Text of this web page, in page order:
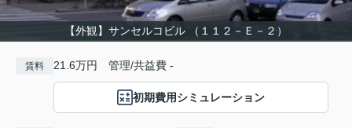
【外観】サンセルコビル （１１２－Ｅ－２）
賃料 21.6万円 管理/共益費 -
初期費用シミュレーション